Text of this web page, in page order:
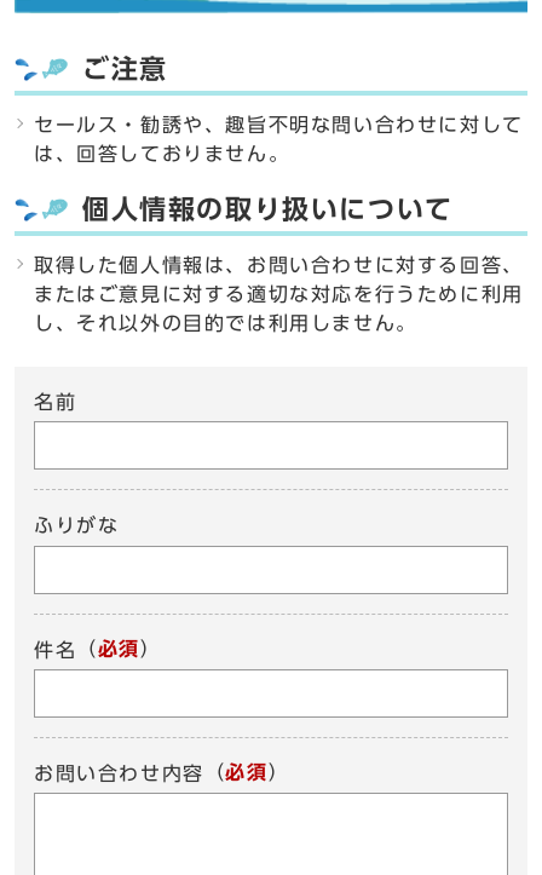
ご注意
セールス・勧誘や、趣旨不明な問い合わせに対して
は、回答しておりません。
個人情報の取り扱いについて
取得した個人情報は、お問い合わせに対する回答、
またはご意見に対する適切な対応を行うために利用
し、それ以外の目的では利用しません。
名前
ふりがな
件名 （必須）
お問い合わせ内容 （必須）